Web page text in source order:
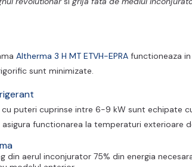
Altherma 3 H MT ETVH-EPRA functioneaza
sunt minimizate.
cu puteri cuprinse intre 6-9 kW sunt echipate
functionarea la temperaturi exterioare
din aerul inconjurator 75% din energia